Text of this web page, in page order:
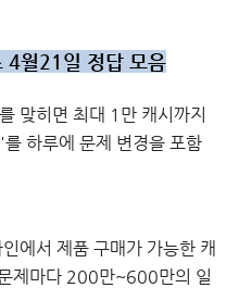
4월21일 정답 모음
맞히면 최대 1만 캐시까지
하루에 문제 변경을 포함
에서 제품 구매가 가능한 캐
제마다 200만~600만의 일